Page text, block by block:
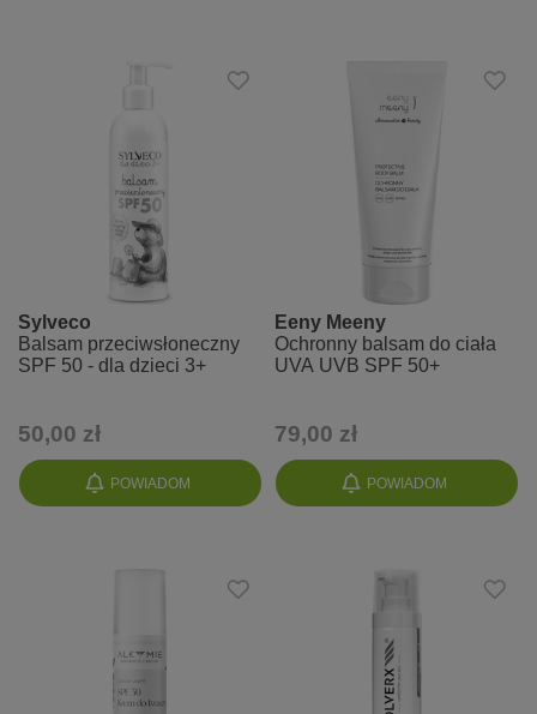
POWIADOM
Sylveco
Balsam przeciwsłoneczny
SPF 50 - dla dzieci 3+
50,00 zł
POWIADOM
Eeny Meeny
Ochronny balsam do ciała
UVA UVB SPF 50+
79,00 zł